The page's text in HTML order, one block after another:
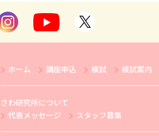
ホーム 講座申込 模試 模試案内
さわ研究所について
代表メッセージ
スタッフ募集